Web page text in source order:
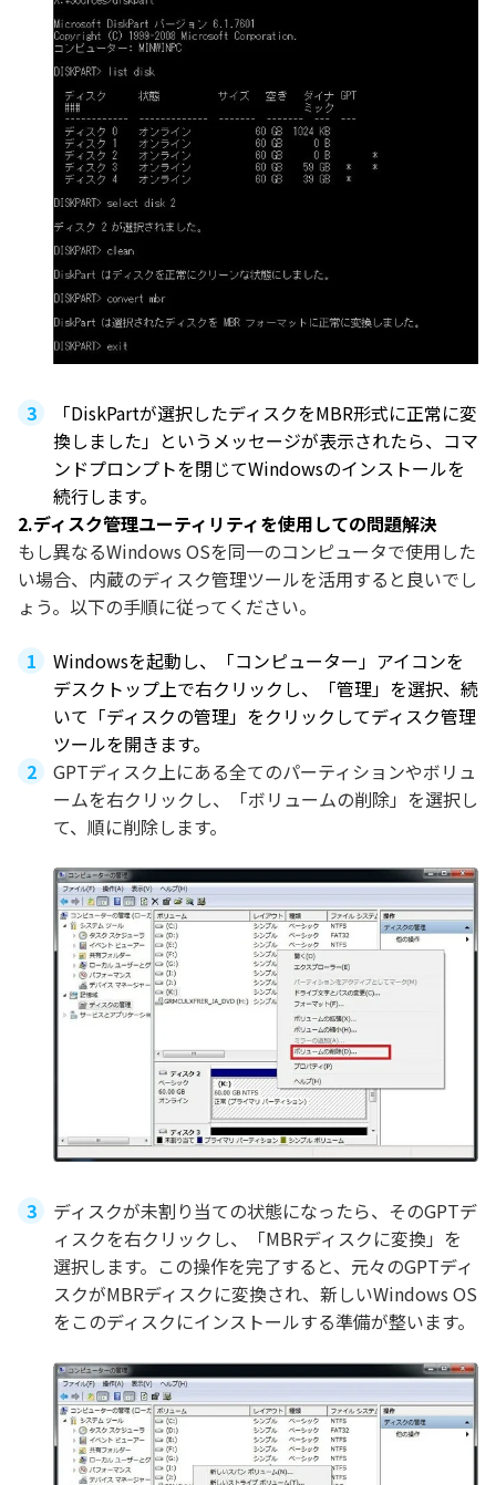
「DiskPartが選択したディスクをMBR形式に正常に変
換しました」というメッセージが表示されたら、コマ
ンドプロンプトを閉じてWindowsのインストールを
続行します。
2.ディスク管理ユーティリティを使用しての問題解決
もし異なるWindows OSを同一のコンピュータで使用した
い場合、内蔵のディスク管理ツールを活用すると良いでし
ょう。以下の手順に従ってください。
Windowsを起動し、「コンピューター」アイコンを
デスクトップ上で右クリックし、「管理」を選択、続
いて「ディスクの管理」をクリックしてディスク管理
ツールを開きます。
GPTディスク上にある全てのパーティションやボリュ
ームを右クリックし、「ボリュームの削除」を選択し
て、順に削除します。
ディスクが未割り当ての状態になったら、そのGPTデ
ィスクを右クリックし、「MBRディスクに変換」を
選択します。この操作を完了すると、元々のGPTディ
スクがMBRディスクに変換され、新しいWindows OS
をこのディスクにインストールする準備が整います。